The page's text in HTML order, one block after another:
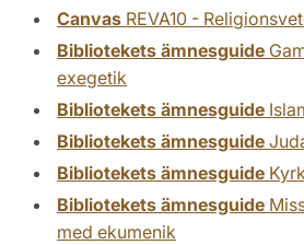
Canvas REVA10 -
Bibliotekets ämnesguide
exegetik
Bibliotekets ämnesguide
Bibliotekets ämnesguide
Bibliotekets ämnesguide
Bibliotekets ämnesguide
med ekumenik